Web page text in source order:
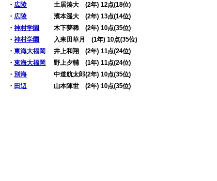
・ 広陵 土居湊大 (2年) 12点(18位)
・ 広陵 濱本遥大 (2年) 13点(14位)
・神村学園
木下夢稀 (2年) 10点(35位)
・神村学園
入耒田華月 (1年) 10点(35位)
・東海大福岡
井上和翔 (2年) 11点(24位)
・東海大福岡
野上夕輔 (1年) 11点(24位)
・ 別海 中道航太郎(2年) 10点(35位)
・ 田辺 山本陣世 (2年) 10点(35位)